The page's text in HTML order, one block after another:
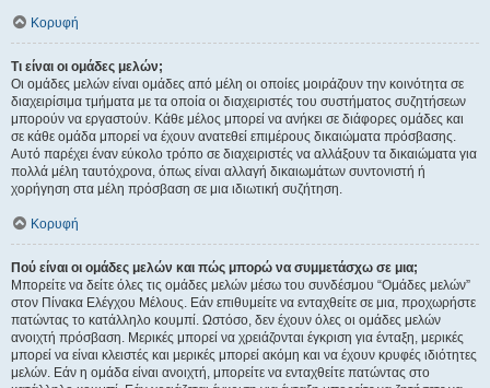
Κορυφή
Τι είναι οι ομάδες μελών;
Οι ομάδες μελών είναι ομάδες από μέλη οι οποίες μοιράζουν την κοινότητα σε
διαχειρίσιμα τμήματα με τα οποία οι διαχειριστές του συστήματος συζητήσεων
μπορούν να εργαστούν. Κάθε μέλος μπορεί να ανήκει σε διάφορες ομάδες και
σε κάθε ομάδα μπορεί να έχουν ανατεθεί επιμέρους δικαιώματα πρόσβασης.
Αυτό παρέχει έναν εύκολο τρόπο σε διαχειριστές να αλλάξουν τα δικαιώματα για
πολλά μέλη ταυτόχρονα, όπως είναι αλλαγή δικαιωμάτων συντονιστή ή
χορήγηση στα μέλη πρόσβαση σε μια ιδιωτική συζήτηση.
Κορυφή
Πού είναι οι ομάδες μελών και πώς μπορώ να συμμετάσχω σε μια;
Μπορείτε να δείτε όλες τις ομάδες μελών μέσω του συνδέσμου “Ομάδες μελών”
στον Πίνακα Ελέγχου Μέλους. Εάν επιθυμείτε να ενταχθείτε σε μια, προχωρήστε
πατώντας το κατάλληλο κουμπί. Ωστόσο, δεν έχουν όλες οι ομάδες μελών
ανοιχτή πρόσβαση. Μερικές μπορεί να χρειάζονται έγκριση για ένταξη, μερικές
μπορεί να είναι κλειστές και μερικές μπορεί ακόμη και να έχουν κρυφές ιδιότητες
μελών. Εάν η ομάδα είναι ανοιχτή, μπορείτε να ενταχθείτε πατώντας στο